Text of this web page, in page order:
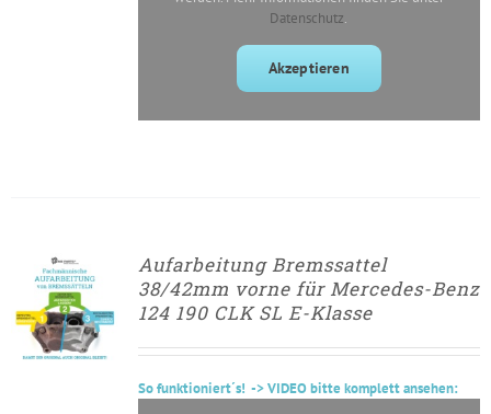
Datenschutz.
Akzeptieren
► ZUM
AUFARBEITUNGSANTRAG
DETAILS
Aufarbeitung Bremssattel
38/42mm vorne für Mercedes-Benz
124 190 CLK SL E-Klasse
Sofunktioniert´s! -> VIDEO bitte komplett ansehen: